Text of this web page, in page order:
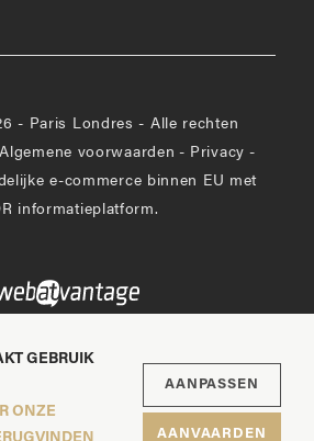
- Paris Londres - Alle rechten
Algemene voorwaarden - Privacy -
e-commerce binnen EU met
informatieplatform.
GEBRUIK
ONZE
AANPASSEN
AANVAARDEN